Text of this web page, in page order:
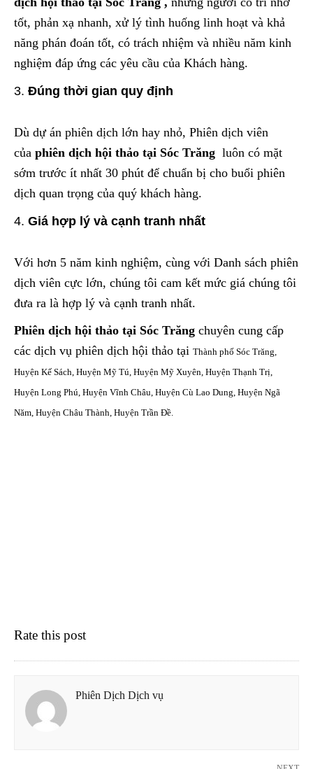
tốt, phản xạ nhanh, xử lý tình huống linh hoạt và khả
năng phán đoán tốt, có trách nhiệm và nhiều năm kinh
nghiệm đáp ứng các yêu cầu của Khách hàng.
Đúng thời gian quy định
Dù dự án phiên dịch lớn hay nhỏ, Phiên dịch viên
của phiên dịch hội thảo tại Sóc Trăng luôn có mặt
sớm trước ít nhất 30 phút để chuẩn bị cho buổi phiên
dịch quan trọng của quý khách hàng.
Giá hợp lý và cạnh tranh nhất
Với hơn 5 năm kinh nghiệm, cùng với Danh sách phiên
dịch viên cực lớn, chúng tôi cam kết mức giá chúng tôi
đưa ra là hợp lý và cạnh tranh nhất.
Phiên dịch hội thảo tại Sóc Trăng chuyên cung cấp
các dịch vụ phiên dịch hội thảo tại Thành phố Sóc Trăng,
Huyện Kế Sách, Huyện Mỹ Tú, Huyện Mỹ Xuyên, Huyện Thạnh Trị,
Huyện Long Phú, Huyện Vĩnh Châu, Huyện Cù Lao Dung, Huyện Ngã
Năm, Huyện Châu Thành, Huyện Trần Đề.
Rate this post
Phiên Dịch Dịch vụ